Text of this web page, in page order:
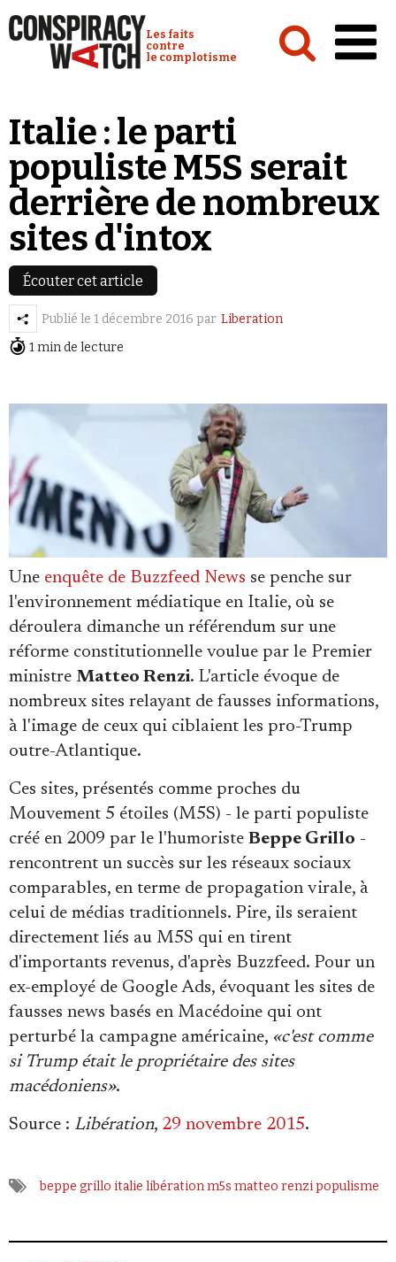
Conspiracy Watch :
Les faits
contre
le complotisme
Analyses
Conspipédia
Vidéos
Émissions
Revues de presse
Faire un don
Demander à Vera
Se connecter
Italie : le parti
populiste M5S serait
derrière de nombreux
sites d'intox
Écouter cet article
Publié le 1 décembre 2016 par Liberation
1 min de lecture
Une enquête de Buzzfeed News se penche sur
l'environnement médiatique en Italie, où se
déroulera dimanche un référendum sur une
réforme constitutionnelle voulue par le Premier
ministre Matteo Renzi. L'article évoque de
nombreux sites relayant de fausses informations,
à l'image de ceux qui ciblaient les pro-Trump
outre-Atlantique.
Ces sites, présentés comme proches du
Mouvement 5 étoiles (M5S) - le parti populiste
créé en 2009 par le l'humoriste Beppe Grillo -
rencontrent un succès sur les réseaux sociaux
comparables, en terme de propagation virale, à
celui de médias traditionnels. Pire, ils seraient
directement liés au M5S qui en tirent
d'importants revenus, d'après Buzzfeed. Pour un
ex-employé de Google Ads, évoquant les sites de
fausses news basés en Macédoine qui ont
perturbé la campagne américaine, «c'est comme
si Trump était le propriétaire des sites
macédoniens».
Source : Libération, 29 novembre 2015.
beppe grillo italie libérationm5s matteo renzipopulisme